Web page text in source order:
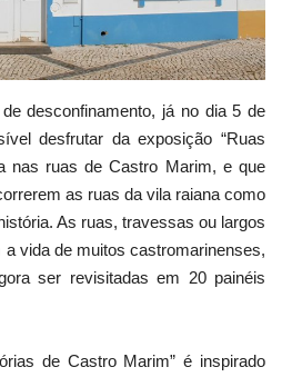
desconfinamento, já no dia 5 de
desfrutar da exposição “Ruas
nas ruas de Castro Marim, e que
as ruas da vila raiana como
As ruas, travessas ou largos
vida de muitos castromarinenses,
ser revisitadas em 20 painéis
de Castro Marim” é inspirado